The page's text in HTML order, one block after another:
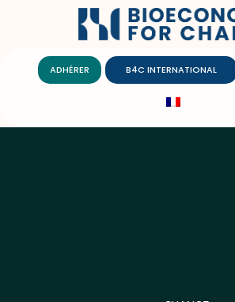
ADHÉRER B4C INTERNATIONAL